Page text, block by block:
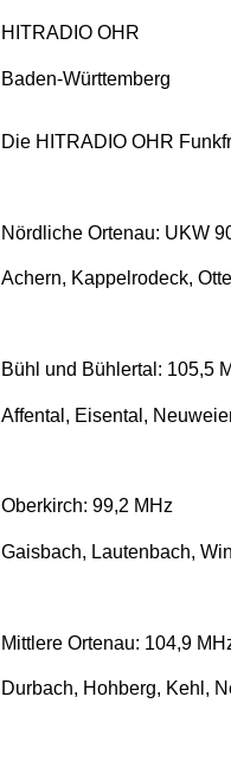
HITRADIO OHR
Baden-Württemberg
Die HITRADIO OHR
Nördliche Ortenau: UKW
Achern, Kappelrodeck,
Bühl und Bühlertal: 105,5
Affental, Eisental,
Oberkirch: 99,2 MHz
Gaisbach, Lautenbach,
Mittlere Ortenau: 104,9
Durbach, Hohberg, Kehl,